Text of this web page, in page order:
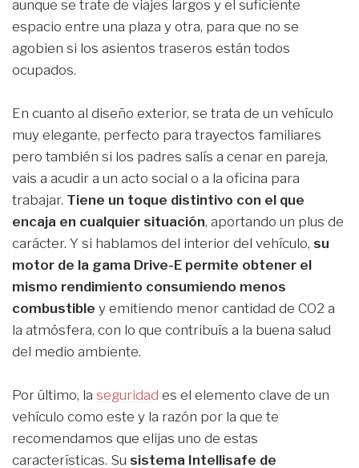
aunque se trate de viajes largos y el suficiente
espacio entre una plaza y otra, para que no se
agobien si los asientos traseros están todos
ocupados.
En cuanto al diseño exterior, se trata de un vehículo
muy elegante, perfecto para trayectos familiares
pero también si los padres salís a cenar en pareja,
vais a acudir a un acto social o a la oficina para
trabajar. Tiene un toque distintivo con el que
encaja en cualquier situación, aportando un plus de
carácter. Y si hablamos del interior del vehículo, su
motor de la gama Drive-E permite obtener el
mismo rendimiento consumiendo menos
combustible y emitiendo menor cantidad de CO2 a
la atmósfera, con lo que contribuís a la buena salud
del medio ambiente.
Por último, la seguridad es el elemento clave de un
vehículo como este y la razón por la que te
recomendamos que elijas uno de estas
características. Su sistema Intellisafe de